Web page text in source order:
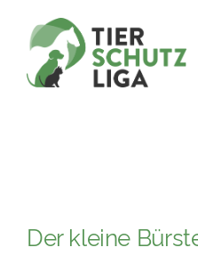
content
FÖRDERN & VERERBEN
Der kleine